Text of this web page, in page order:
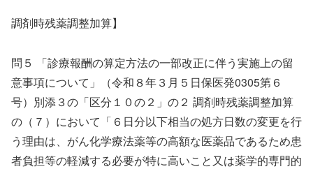
調剤時残薬調整加算】
問５ 「診療報酬の算定方法の一部改正に伴う実施上の留
意事項について」（令和８年３月５日保医発0305第６
号）別添３の「区分１０の２」の２ 調剤時残薬調整加算
の（７）において「６日分以下相当の処方日数の変更を行
う理由は、がん化学療法薬等の高額な医薬品であるため患
者負担等の軽減する必要が特に高いこと又は薬学的専門的